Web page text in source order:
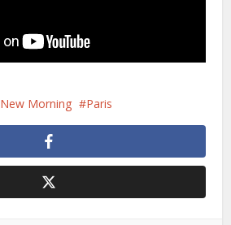
New Morning Paris